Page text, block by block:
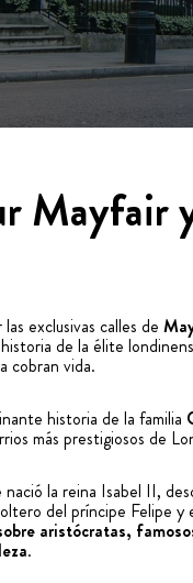
Mayfair
exclusivas calles de
de la élite
cobran vida.
historia de la familia
más prestigiosos de
la reina Isabel II,
del príncipe Felipe y
aristócratas,
.